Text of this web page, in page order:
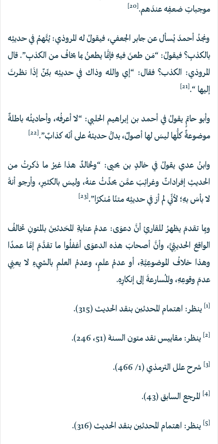
موجباتِ ضعفِه عندَهم.[20]
ونجدُ أحمدَ يُسأل عن جابر الجعفي، فيقولُ له المروذي: يُتَّهمُ في حديثِه
بالكذبِ؟ فيقولُ: “مَن طعنَ فيهِ فإنَّما يطعنُ بما يخافُ من الكذبِ”. قال
المروذي: الكذب؟ فقال: “إي واللهِ وذاك في ‌حديثِه ‌بيِّنٌ إذَا نظرتَ
إليها “.[21]
وأبو حاتمٍ يقولُ في ‌أحمد بن إبراهيم الحلبي: “لا أعرفُه، وأحاديثُه ‌باطلةٌ
موضوعةٌ كلُّها ليسَ لها أصولٌ، ‌يدلُّ ‌حديثهُ على أنّه كذابٌ”.[22]
وابنُ عدي يقولُ في خالدٍ بن يحيى: “ولخالدٌ هذا غيرُ ما ذكرتُ من
الحديثِ إفراداتٌ وغرائِبَ عمَّن يحدِّثُ عنهُ، وليسَ بالكثيرِ، وأرجو أنهَّ
لا بأسَ بهِ؛ لأنِّي لم أرَ ‌في ‌حديثِه ‌متنًا مُنكرًا”.[23]
وبِما تقدمَ يظهرُ للقارئِ أنَّ دعوَى: عدمُ عنايةِ المحَدثينَ بالمتونِ تخالفُ
الواقعَ الحديثِيَّ، وأنَّ أصحابَ هذه الدعوَى أغفلُوا ما تقدَّمَ إمَّا عمدًا
وهذا خلافُ الموضوعِيَّةِ، أو عدمُ علمٍ، وعدمُ العلمِ بالشيءِ لا يعنِي
عدمَ وقوعِهِ، والمُسارعةَ إلى إنكارِهِ.
[1] ينظر: اهتمام المحدثين بنقد الحديث (315).
[2] ينظر: مقاييس نقد متون السنة (51، 246).
[3] شرح علل الترمذي (1/ 466).
[4] المرجع السابق (43).
[5] ينظر: اهتمام المحدثين بنقد الحديث (316).